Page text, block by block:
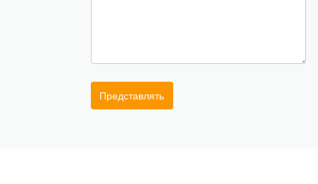
Представлять